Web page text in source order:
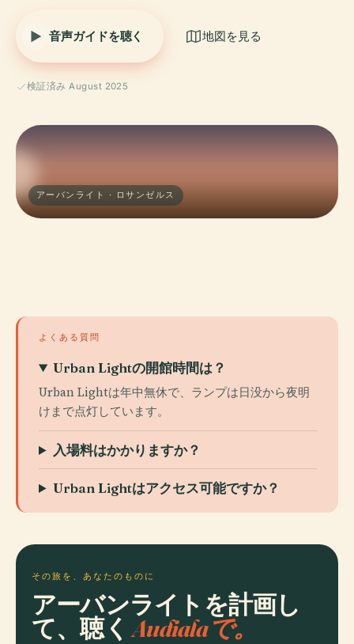
音声ガイドを聴く 地図を見る
検証済み August 2025
アーバンライト · ロサンゼルス
よくある質問
Urban Lightの開館時間は？
Urban Lightは年中無休で、ランプは日没から夜明
けまで点灯しています。
入場料はかかりますか？
Urban Lightはアクセス可能ですか？
その旅を、あなたのものに
アーバンライトを計画し
て、聴くAudialaで。